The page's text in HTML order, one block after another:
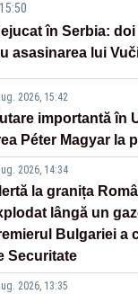
în Serbia:
asasinarea lui
2026, 15:42
importantă în
Péter Magyar la
2026, 14:34
la granița
lângă un
Bulgariei a
Securitate
2026, 13:35